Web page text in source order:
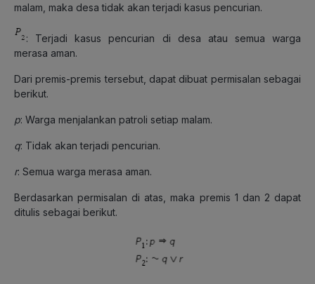
malam, maka desa tidak akan terjadi kasus pencurian.
: Terjadi kasus pencurian di desa atau semua warga
merasa aman.
Dari premis-premis tersebut, dapat dibuat permisalan sebagai
berikut.
p: Warga menjalankan patroli setiap malam.
q: Tidak akan terjadi pencurian.
r: Semua warga merasa aman.
Berdasarkan permisalan di atas, maka premis 1 dan 2 dapat
ditulis sebagai berikut.